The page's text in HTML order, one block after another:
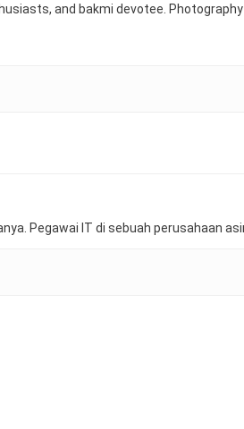
and bakmi devotee.
Pegawai IT di sebuah perusahaan